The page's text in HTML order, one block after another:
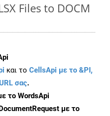
Files to DOCM
και το CellsApi με το &PI,
σας.
το WordsApi
με το